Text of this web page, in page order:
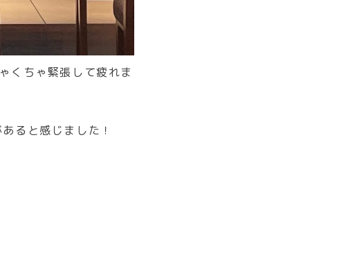
くちゃ緊張して疲れま
ると感じました！